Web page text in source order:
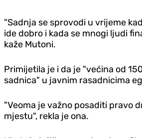
"Sadnja se sprovodi u vrijeme
ide dobro i kada se mnogi ljudi
kaže Mutoni.
Primijetila je i da je "većina od
sadnica" u javnim rasadnicima
"Veoma je važno posaditi pravo
mjestu", rekla je ona.